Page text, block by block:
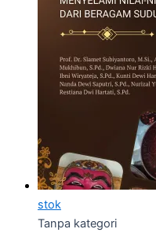
stok
Tanpa kategori